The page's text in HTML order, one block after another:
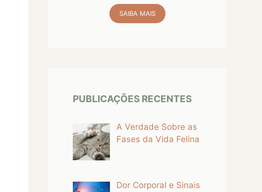
SAIBA MAIS
PUBLICAÇÕES RECENTES
A Verdade Sobre as
Fases da Vida Felina
Dor Corporal e Sinais